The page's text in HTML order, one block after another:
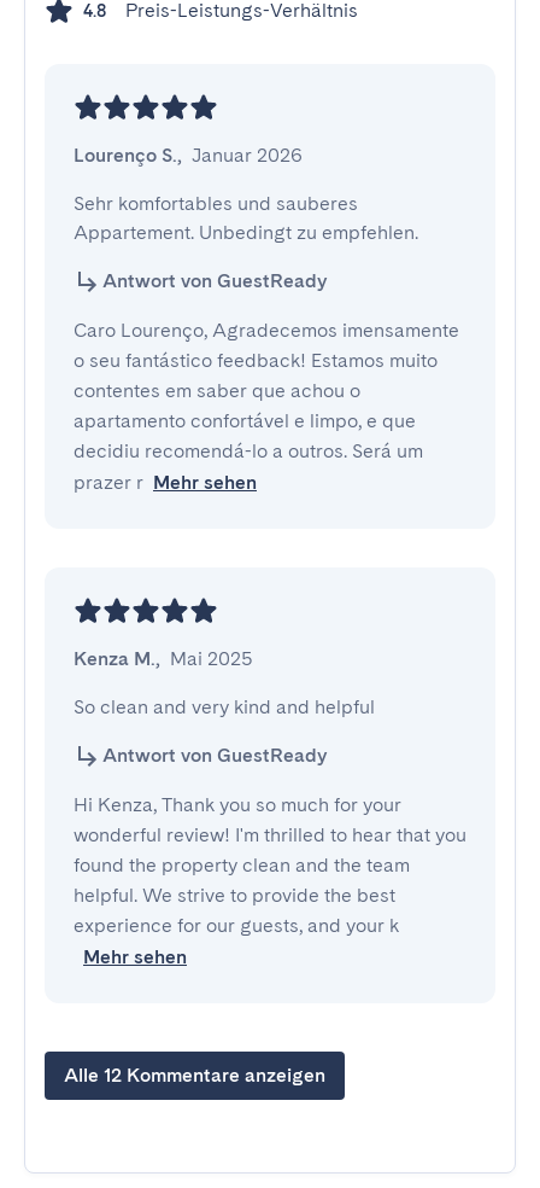
4.8 Preis-Leistungs-Verhältnis
Lourenço S., Januar 2026
Sehr komfortables und sauberes
Appartement. Unbedingt zu empfehlen.
Antwort von GuestReady
Caro Lourenço, Agradecemos imensamente
o seu fantástico feedback! Estamos muito
contentes em saber que achou o
apartamento confortável e limpo, e que
decidiu recomendá-lo a outros. Será um
prazer r Mehr sehen
Kenza M., Mai 2025
So clean and very kind and helpful
Antwort von GuestReady
Hi Kenza, Thank you so much for your
wonderful review! I'm thrilled to hear that you
found the property clean and the team
helpful. We strive to provide the best
experience for our guests, and your k
Mehr sehen
Alle 12 Kommentare anzeigen